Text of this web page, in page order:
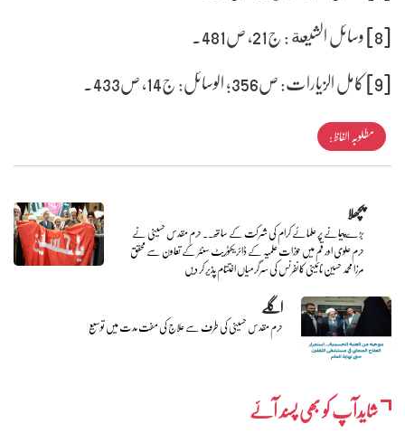
[8] وسائل الشیعة : ج21، ص481۔
[9] کامل الزیارات: ص356؛ الوسائل: ج14، ص433۔
مطلوبہ الفاظ :
پچھلا
بڑے پیمانے پر علمائے کرام کی شرکت کے ساتھ.. حرم مقدس حسینی نے
حرم علوی اور قم میں حوزات علمیہ کے ڈائریکٹوریٹ سنٹر کے تعاون سے محقق
مرزا محمد حسین نائینی کانفرنس کی سرگرمیاں اختتام پذیر کر دیں
اگلے
حرم مقدس حسینی کی طرف سے علاج کی مفت مدت میں توسیع
شایدآپ کو بھی پسند آئے